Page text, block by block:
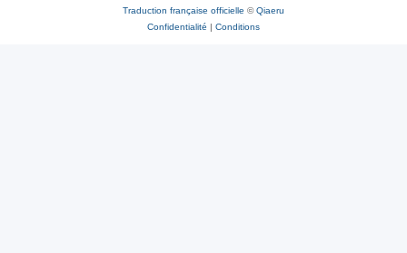
Traduction française officielle ©Qiaeru
Confidentialité | Conditions